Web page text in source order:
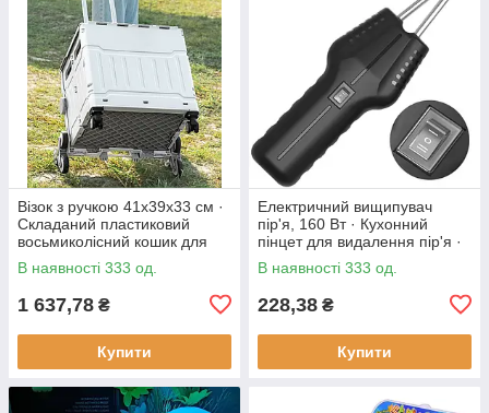
Візок з ручкою 41х39х33 см ·
Складаний пластиковий
восьмиколісний кошик для
продуктів
В наявності 333 од.
1 637,78 ₴
Купити
Електричний вищипувач
пір'я, 160 Вт · Кухонний
пінцет для видалення пір'я ·
Інструмент - щипці для
ощипування птиці
В наявності 333 од.
228,38 ₴
Купити